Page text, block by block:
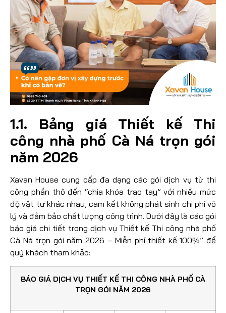
1.1. Bảng giá Thiết kế Thi
công nhà phố Cà Ná trọn gói
năm 2026
Xavan House cung cấp đa dạng các gói dịch vụ từ thi
công phần thô đến “chìa khóa trao tay” với nhiều mức
độ vật tư khác nhau, cam kết không phát sinh chi phí vô
lý và đảm bảo chất lượng công trình. Dưới đây là các gói
báo giá chi tiết trong dịch vụ Thiết kế Thi công nhà phố
Cà Ná trọn gói năm 2026 – Miễn phí thiết kế 100%” để
quý khách tham khảo:
BÁO GIÁ DỊCH VỤ THIẾT KẾ THI CÔNG NHÀ PHỐ CÀ
TRỌN GÓI NĂM 2026